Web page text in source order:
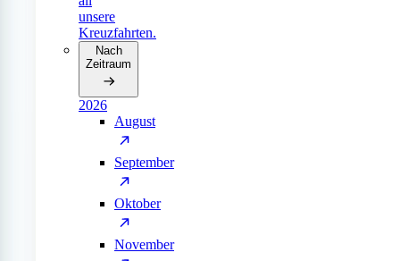
unsere
Kreuzfahrten.
Nach
Zeitraum
2026
August
September
Oktober
November